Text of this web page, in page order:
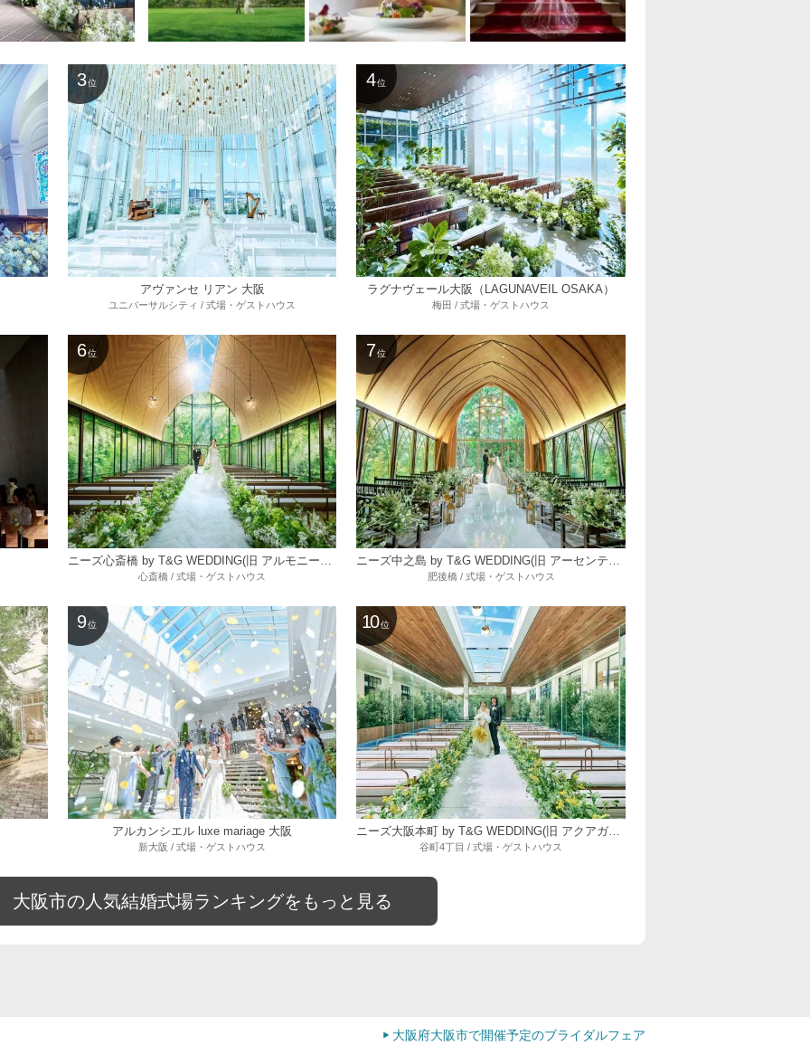
3 位
アヴァンセ リアン 大阪
ユニバーサルシティ / 式場・ゲストハウス
4 位
ラグナヴェール大阪（LAGUNAVEIL OSAKA）
梅田 / 式場・ゲストハウス
6 位
心斎橋 / 式場・ゲストハウス
7 位
肥後橋 / 式場・ゲストハウス
9 位
アルカンシエル luxe mariage 大阪
新大阪 / 式場・ゲストハウス
10 位
ニーズ大阪本町 by T&G WEDDING(旧 アクアガーデンテラス 大阪)
谷町4丁目 / 式場・ゲストハウス
大阪市の人気結婚式場ランキングをもっと見る
大阪府大阪市で開催予定のブライダルフェア